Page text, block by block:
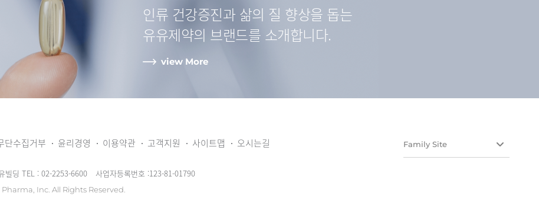
인류 건강증진과삶의 질 향상을 돕는
유유제약의 브랜드를 소개합니다.
view More
단수집거부 윤리경영 이용약관 고객지원 사이트맵 오시는길
빌딩 TEL : 02-2253-6600 사업자등록번호 :123-81-01790
Inc. All Rights Reserved.
Family Site